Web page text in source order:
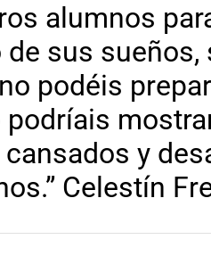
alumnos
sus sueños,
podéis
podríais
y
Celestín